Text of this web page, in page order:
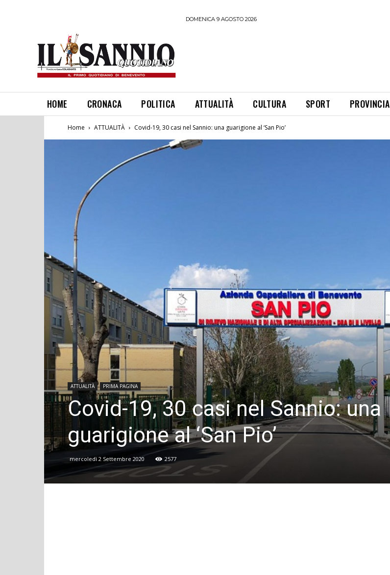
DOMENICA 9 AGOSTO 2026
HOME CRONACA POLITICA ATTUALITÀ CULTURA SPORT PROVINCIA
Home ATTUALITÀ Covid-19, 30 casi nel Sannio: una guarigione al ‘San Pio’
ATTUALITÀ PRIMA PAGINA
Covid-19, 30 casi nel Sannio: una
guarigione al ‘San Pio’
mercoledì 2 Settembre 2020 2577